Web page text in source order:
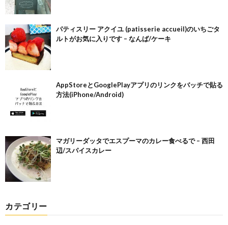
パティスリー アクイユ (patisserie accueil)のいちごタ
ルトがお気に入りです – なんば/ケーキ
AppStoreとGooglePlayアプリのリンクをバッチで貼る
方法(iPhone/Android)
マガリーダッタでエスプーマのカレー食べるで – 西田
辺/スパイスカレー
カテゴリー